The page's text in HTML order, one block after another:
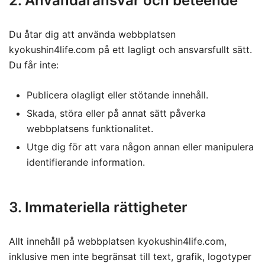
Du åtar dig att använda webbplatsen
kyokushin4life.com på ett lagligt och ansvarsfullt sätt.
Du får inte:
Publicera olagligt eller stötande innehåll.
Skada, störa eller på annat sätt påverka
webbplatsens funktionalitet.
Utge dig för att vara någon annan eller manipulera
identifierande information.
3. Immateriella rättigheter
Allt innehåll på webbplatsen kyokushin4life.com,
inklusive men inte begränsat till text, grafik, logotyper